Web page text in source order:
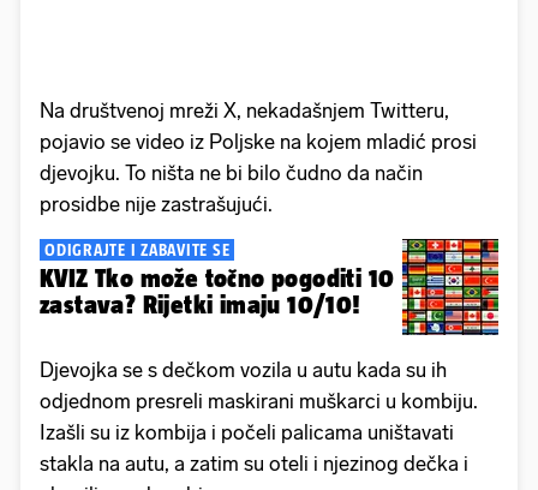
Na društvenoj mreži X, nekadašnjem Twitteru,
pojavio se video iz Poljske na kojem mladić prosi
djevojku. To ništa ne bi bilo čudno da način
prosidbe nije zastrašujući.
ODIGRAJTE I ZABAVITE SE
KVIZ Tko može točno pogoditi 10
zastava? Rijetki imaju 10/10!
Djevojka se s dečkom vozila u autu kada su ih
odjednom presreli maskirani muškarci u kombiju.
Izašli su iz kombija i počeli palicama uništavati
stakla na autu, a zatim su oteli i njezinog dečka i